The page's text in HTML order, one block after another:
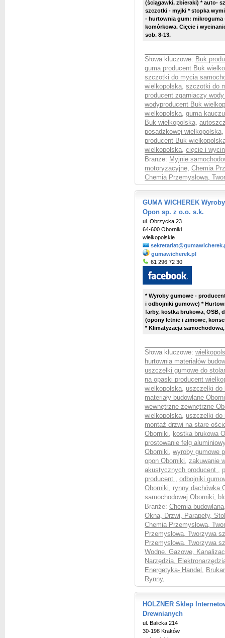
(ściągawki, zbieraki) * auto-
szczotki - myjki * stopka
- hurtownia gum: mikroguma
komórkowa. Cięcie i
sob. 8-13.
Słowa kluczowe: Buk
guma producent Buk
szczotki do mycia
wielkopolska, szczotki do
producent zgarniaczy
wodyproducent Buk
wielkopolska, guma
Buk wielkopolska,
posadzkowej wielkopolska,
producent Buk
wielkopolska, cięcie i
Branże: Myjnie
motoryzacyjne, Chemia
Chemia Przemysłowa,
GUMA WICHEREK
Opon sp. z o.o. s.k.
ul. Obrzycka 23
64-600 Oborniki
wielkopolskie
gumawicherek.pl
61 296 72 30
* Wyroby gumowe -
i odbojniki gumowe) *
farby, kostka brukowa, OSB,
(opony letnie i zimowe,
* Klimatyzacja
Słowa kluczowe:
hurtownia materiałów
uszczelki gumowe do
na opaski producent
wielkopolska, uszczelki do
materiały budowlane
wewnętrzne zewnętrzne
wielkopolska, uszczelki do
montaż drzwi na stare
Oborniki, kostka brukowa
prostowanie felg
Oborniki, wyroby gumowe
opon Oborniki, zakuwanie
akustycznych producent ,
producent , odbojniki
Oborniki, rynny dachówka
samochodowej Oborniki,
Branże: Chemia budowlana
Okna, Drzwi, Parapety,
Chemia Przemysłowa,
Przemysłowa, Tworzywa
Przemysłowa, Tworzywa
Wodne, Gazowe,
Narzędzia,
Energetyka- Handel ,
Rynny,
HOLZNER Sklep
Drewnianych
ul. Balicka 214
30-198 Kraków